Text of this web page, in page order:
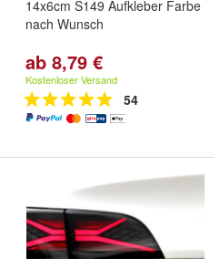
14x6cm S149 Aufkleber Farbe
nach Wunsch
ab 8,79 €
Kostenloser Versand
54